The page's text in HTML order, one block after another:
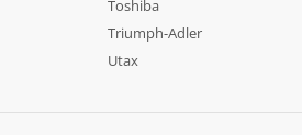
Toshiba
Triumph-Adler
Utax